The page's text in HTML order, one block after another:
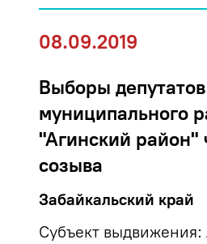
08.09.2019
Выборы
муниципального
"Агинский район"
созыва
Забайкальский край
Субъект выдвижения: